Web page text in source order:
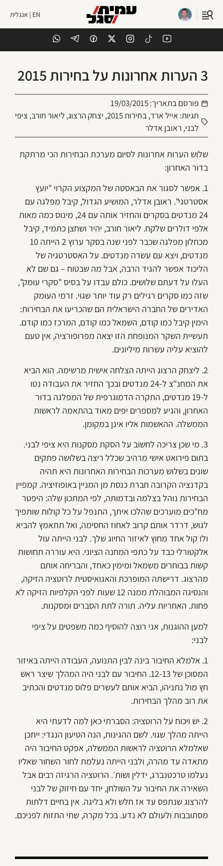
EN | אנגלית
3 הערות אחרונות על בחירות 2015
פורסם בתאריך:19/03/2015
תגיות: אייל ארד,בחירות 2015 , יצחק הרצוג,ליאור חורב, ציפי
לבני, ראובן אדלר
שלוש הערות אחרונות לסיום מערכת הבחירות הכי מרתקת
בדור האחרון:
1. אפשר לסגור את הבאסטה של המקצוע הקרוי "יועץ
אסטרטגי". ראובן אדלר, המושיע הגדול, קיבל מפלגה עם
24 מנדטים בסקרים והחזיר אותה עם 24, מינוס כמה מאות
אלפי דולרים שלקח. ליאור חורב, יהיר ושחצן כתמיד, קיבל
מכחלון מפלגה שכבר לפני שנה בסקר ערוץ 2 הייתה 10
מנדטים, ויצא עם עשרה מנדטים. על האסטרטגיה של
הליכוד אפשר להגיד הרבה, אבל מה שבטוח – גם שם לא
העלו על דעתם שלושים. כולם עבדו על בסיס "סקרי עומק",
שזה כמו סקרים רגילים רק עוד יותר שגוי. זרמי העומק
האדירים של החברה הישראלית הם שהכריעו את הבחירות:
הימין קיבל כמו קודם, השמאל כמו קודם, המרכז כמו קודם.
תעשיית השקר המנופחת הזו יצאה מפרופורציה, אין טעם
להוציא עליה עשרות מיליונים.
2. ליצחק הרצוג הייתה הצלחה אישית מרשימה. הוא הביא
את המחנ"צ ל-24 מנדטים ובכך החזיר את העבודה נטו
ל-19 מנדטים, התקרה הדמוגרפית של המפלגה בדור
האחרון, והגיע למספרים יפים מאוד בהתאמה לראשות
הממשלה. ההאשמות אליו אינן במקומן.
3. מי שכן צריכה לחשוב על הסקת מסקנות היא ציפי לבני.
בתום פירואט אישי מרהיב שכלל ריצה בשלושה פתקים
שונים בשלוש מערכות הבחירות האחרונות היא תהיה
בקדנציה הקרובה חברת כנסת מן המניין באופוזיציה. קמפיין
הבחירות נוהל בצלמה ובדמותה, לפי המתכון שלה: היפטר
מח"כים מוערכים שהלכו איתך, התנפל על כל קולות שותפיך
לגוש, דרדר אותם קרוב לאחוז החסימה, ואל תתאמץ להביא
ולו קול אחד מחוץ לאיזור החיוג שלך. לבני הייתה עול
אלקטורלי כבד על כתפי המחנה הציוני. היא עוררה תחושות
קשות בבוחרים משמאל ומימין כאחד, והבריחה אותם
מהרצוג. דרישתה המופרכת והאגואיסטית לרוטציה הזיקה,
והנסיגה המבוהלת ממנה 12 שעות לפני הקלפיות הזיקה לא
פחות. האחריות עליה. תורה לתת הסברים ומסקנות.
למען ההוגנות, אני רוצה להוסיף כמה משפטים על ציפי
לבני:
1. אלמלא החיבור בינה לבין התנועה, העבודה הייתה באיזור
המסוכן של 12-13. החיבור עם לבני היה המהלך שיצר ראש
חץ מול נתניהו, הביא אותם לעשרים פלוס מנדטים והכתיב
את רוב מהלך הבחירות.
2. יש ויכוח על הרוטציה: הסברתי כאן למה לדעתי היא
הייתה מהלך שגוי. לשם ההגינות, הנה הטיעון הנגדי: ייתכן
שאלמלא הרוטציה לראשות הממשלה, אפקט החיבור היה
מתאדה עד מהרה, ולבני הייתה נעלמת לחור השחור שאליו
נעלמו טרכטנברג, ידלין ושות׳. הרוטציה הרגיזה רבים אבל
השאירה את החיבור על השולחן, יחד עם חיזוק של לבני
להרצוג שנתפס עד אז חלש ולא בליגה. אין בחיים דלתות
מסתובבות ולעולם לא נדע. בכל מקרה, שתי התזות לפניכם.